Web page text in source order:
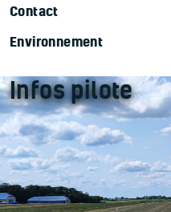
Contact
Environnement
Infos pilote